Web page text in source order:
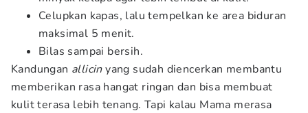
Celupkan kapas, lalu tempelkan ke area biduran
maksimal 5 menit.
Bilas sampai bersih.
Kandungan allicinyang sudah diencerkan membantu
memberikan rasa hangat ringan dan bisa membuat
kulit terasa lebih tenang. Tapi kalau Mama merasa